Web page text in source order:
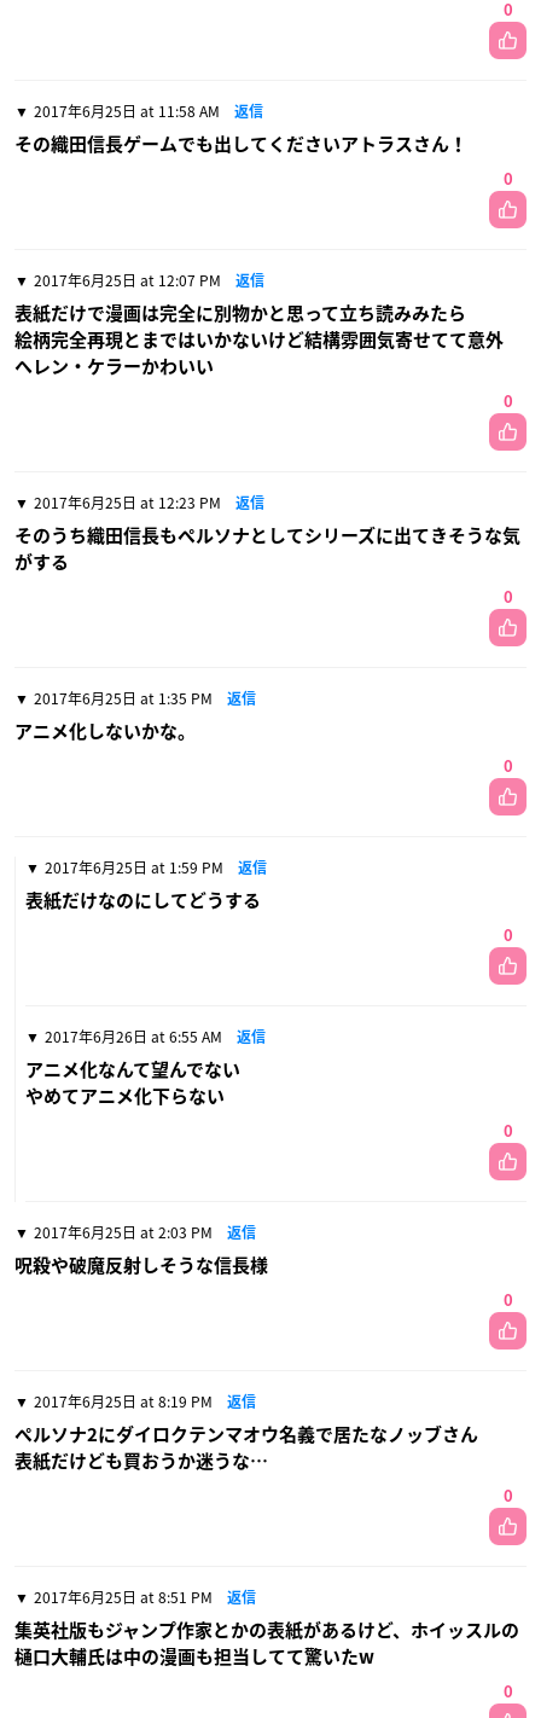
0
2017年6月25日 at 11:58 AM 返信
その織田信長ゲームでも出してくださいアトラスさん！
0
2017年6月25日 at 12:07 PM 返信
表紙だけで漫画は完全に別物かと思って立ち読みみたら
絵柄完全再現とまではいかないけど結構雰囲気寄せてて意外
ヘレン・ケラーかわいい
0
2017年6月25日 at 12:23 PM 返信
そのうち織田信長もペルソナとしてシリーズに出てきそうな気
がする
0
2017年6月25日 at 1:35 PM 返信
アニメ化しないかな。
0
2017年6月25日 at 1:59 PM 返信
表紙だけなのにしてどうする
0
2017年6月26日 at 6:55 AM 返信
アニメ化なんて望んでない
やめてアニメ化下らない
0
2017年6月25日 at 2:03 PM 返信
呪殺や破魔反射しそうな信長様
0
2017年6月25日 at 8:19 PM 返信
ペルソナ2にダイロクテンマオウ名義で居たなノッブさん
表紙だけども買おうか迷うな…
0
2017年6月25日 at 8:51 PM 返信
集英社版もジャンプ作家とかの表紙があるけど、ホイッスルの
樋口大輔氏は中の漫画も担当してて驚いたw
0